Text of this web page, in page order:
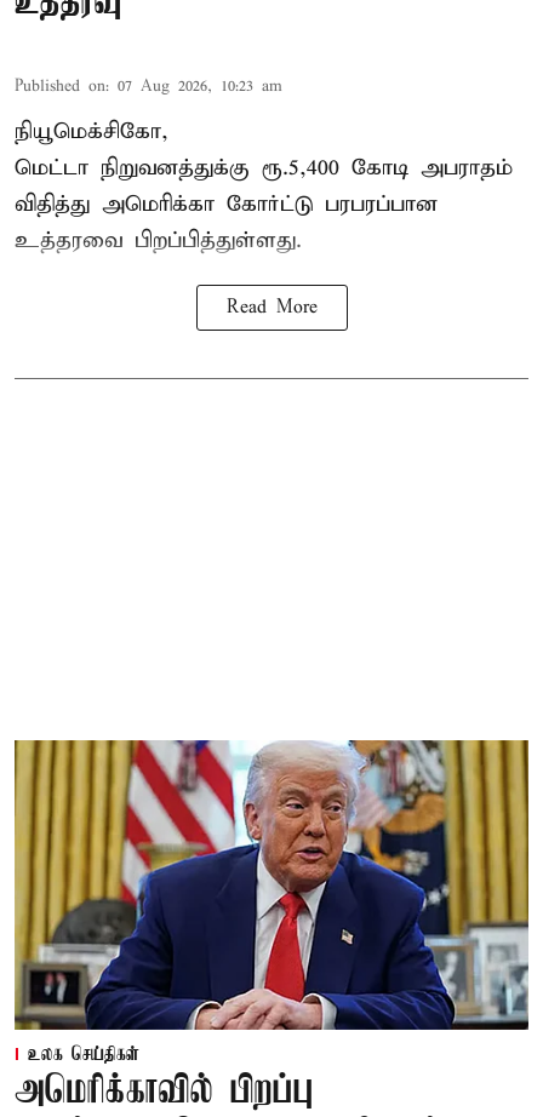
Published on: 07 Aug 2026, 10:23 am
நியூமெக்சிகோ,
மெட்டா நிறுவனத்துக்கு ரூ.5,400 கோடி அபராதம்
விதித்து அமெரிக்கா கோர்ட்டு பரபரப்பான
உத்தரவை பிறப்பித்துள்ளது.
Read More
உலக செய்திகள்
அமெரிக்காவில் பிறப்பு